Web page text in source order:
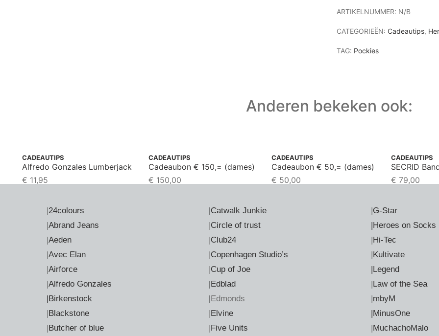
ARTIKELNUMMER: N/B
CATEGORIEËN: Cadeautips,
TAG: Pockies
Anderen bekeken ook:
CADEAUTIPS
Alfredo Gonzales Lumberjack
€ 11,95
CADEAUTIPS
Cadeaubon € 150,= (dames)
€ 150,00
CADEAUTIPS
Cadeaubon € 50,= (dames)
€ 50,00
CADEAUTIPS
SECRID
€ 79,00
24colours
Abrand Jeans
Aeden
Avec Elan
Airforce
Alfredo Gonzales
|Birkenstock
Blackstone
Butcher of blue
Catwalk Junkie
Circle of trust
Club24
Copenhagen Studio’s
Cup of Joe
|Edblad
Edmonds
Elvine
Five Units
G-Star
|Heroes on Socks
Hi-Tec
Kultivate
|Legend
Law of the Sea
mbyM
|MinusOne
MuchachoMalo